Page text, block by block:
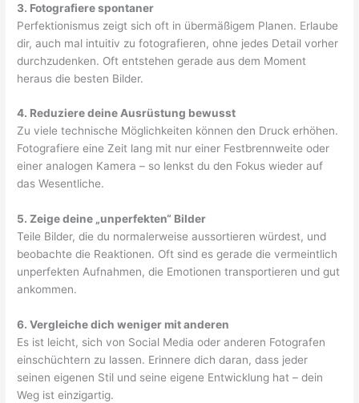
3. Fotografiere spontaner
Perfektionismus zeigt sich oft in übermäßigem Planen. Erlaube
dir, auch mal intuitiv zu fotografieren, ohne jedes Detail vorher
durchzudenken. Oft entstehen gerade aus dem Moment
heraus die besten Bilder.
4. Reduziere deine Ausrüstung bewusst
Zu viele technische Möglichkeiten können den Druck erhöhen.
Fotografiere eine Zeit lang mit nur einer Festbrennweite oder
einer analogen Kamera – so lenkst du den Fokus wieder auf
das Wesentliche.
5. Zeige deine „unperfekten“ Bilder
Teile Bilder, die du normalerweise aussortieren würdest, und
beobachte die Reaktionen. Oft sind es gerade die vermeintlich
unperfekten Aufnahmen, die Emotionen transportieren und gut
ankommen.
6. Vergleiche dich weniger mit anderen
Es ist leicht, sich von Social Media oder anderen Fotografen
einschüchtern zu lassen. Erinnere dich daran, dass jeder
seinen eigenen Stil und seine eigene Entwicklung hat – dein
Weg ist einzigartig.